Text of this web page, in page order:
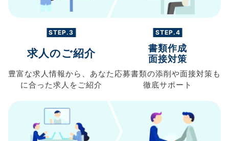
STEP.3
求人のご紹介
豊富な求人情報から、 あなた
に合った求人を ご紹介
STEP.4
書類作成
面接対策
応募書類の添削や面接対策も
徹底サポート